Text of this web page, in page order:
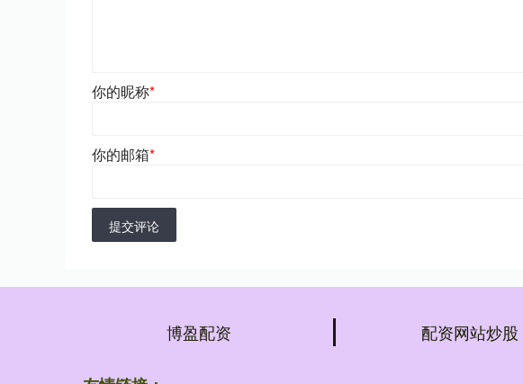
你的昵称*
你的邮箱*
提交评论
博盈配资 配资网站炒股